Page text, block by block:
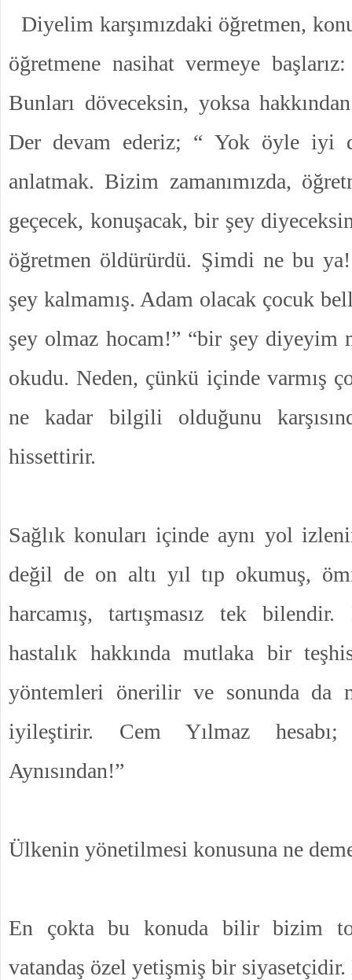
Diyelim karşımızdaki öğretmen,
öğretmene nasihat vermeye başlarız:
Bunları döveceksin, yoksa
Der devam ederiz; “ Yok öyle iyi
anlatmak. Bizim zamanımızda,
geçecek, konuşacak, bir şey
öğretmen öldürürdü. Şimdi ne bu
şey kalmamış. Adam olacak çocuk
şey olmaz hocam!” “bir şey diyeyim
okudu. Neden, çünkü içinde varmış
ne kadar bilgili olduğunu
hissettirir.
Sağlık konuları içinde aynı yol
değil de on altı yıl tıp okumuş,
harcamış, tartışmasız tek
hastalık hakkında mutlaka bir
yöntemleri önerilir ve sonunda da
iyileştirir. Cem Yılmaz
Aynısından!”
Ülkenin yönetilmesi konusuna ne
En çokta bu konuda bilir bizim
vatandaş özel yetişmiş bir siyasetçidir.